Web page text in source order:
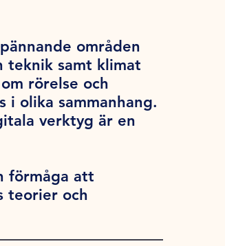
områden
teknik samt klimat
rörelse och
i olika sammanhang.
verktyg är en
förmåga att
teorier och